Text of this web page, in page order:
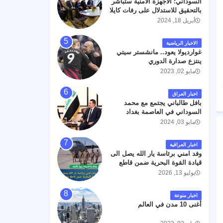
رحمته ، و انا لله وانا اليه راجعون .
بالتحقيق للاستدلال على رفات كايلا
مولرأبريل 18, 2024
الاخبار الرياضية
غوارديولا يعود.. مانشستر سيتي
ينتزع صدارة الدوري
مايو 02, 2023
اخبار العراق
بافل طالباني يجتمع مع محمد
السوداني في العاصمة بغداد
مايو 03, 2024
اخبار العراقية
وفد امني برئاسة يار الله يصل الى
قيادة القوة البحرية ضمن قاطع
عمليات البصرة .
يوليو 13, 2026
اخبار منوعة
أغنى 10 مدن في العالم